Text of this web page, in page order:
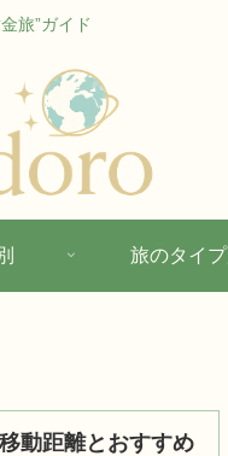
旅”ガイド
旅のタイプ
動距離とおすすめ